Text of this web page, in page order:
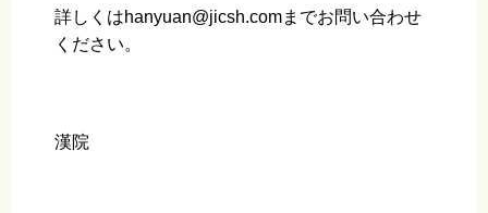
詳しくはhanyuan@jicsh.comまでお問い合わせ
ください。
漢院